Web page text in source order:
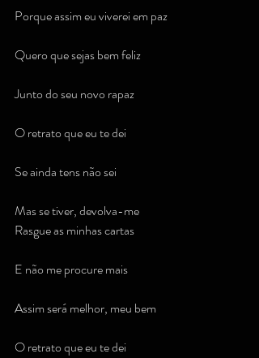
Porque assim eu viverei em paz
Quero que sejas bem feliz
Junto do seu novo rapaz
O retrato que eu te dei
Se ainda tens não sei
Mas se tiver, devolva-me
Rasgue as minhas cartas
E não me procure mais
Assim será melhor, meu bem
O retrato que eu te dei